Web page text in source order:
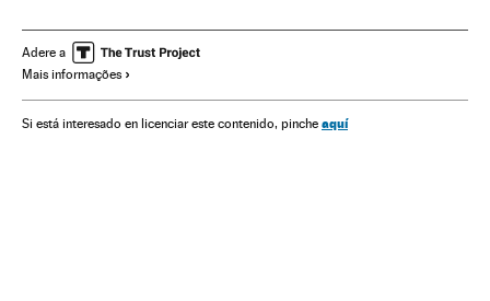
América Eleições EUA 2020
Adere a
Mais informações
Si está interesado en licenciar este contenido, pinche aquí